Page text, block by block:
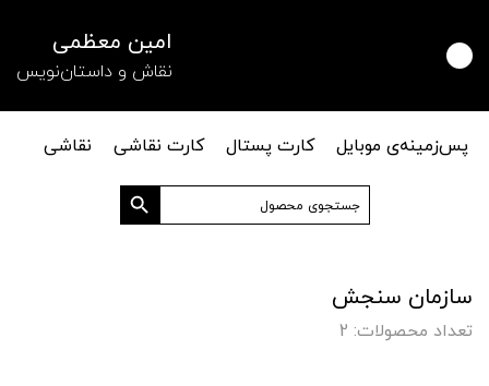
امین معظمی
نقاش و داستان‌نویس
پس‌زمینه‌ی موبایل کارت پستال کارت نقاشی
نقاشی
جستجو
برای:
دکمه جستجو
سازمان سنجش
تعداد محصولات: 2